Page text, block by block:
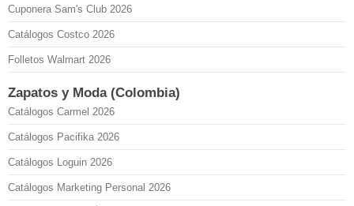
Cuponera Sam's Club 2026
Catálogos Costco 2026
Folletos Walmart 2026
Zapatos y Moda (Colombia)
Catálogos Carmel 2026
Catálogos Pacifika 2026
Catálogos Loguin 2026
Catálogos Marketing Personal 2026